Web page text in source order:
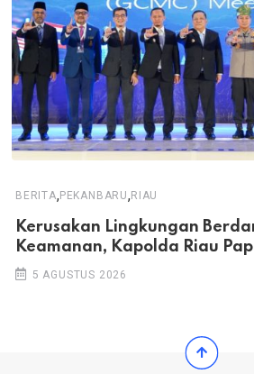
BERITA,PEKANBARU,RIAU
Kerusakan Lingkungan
Keamanan, Kapolda Riau
5 AGUSTUS 2026